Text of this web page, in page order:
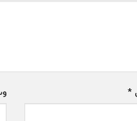
*